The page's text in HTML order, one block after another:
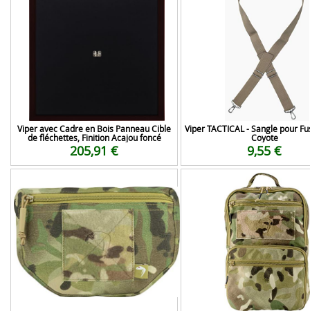
Viper avec Cadre en Bois Panneau Cible
de fléchettes, Finition Acajou foncé
205,91 €
Viper TACTICAL - Sangle pour
Coyote
9,55 €